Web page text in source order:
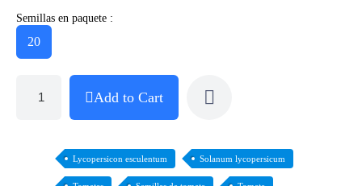
Semillas en paquete :
20
Add to Cart
Lycopersicon esculentum Solanum lycopersicum